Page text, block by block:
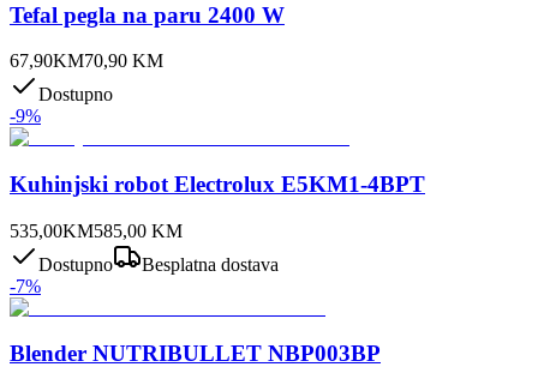
Tefal pegla na paru 2400 W
67,90KM70,90 KM
Dostupno
-9%
Kuhinjski robot Electrolux E5KM1-4BPT
535,00KM585,00 KM
Dostupno
Besplatna dostava
-7%
Blender NUTRIBULLET NBP003BP